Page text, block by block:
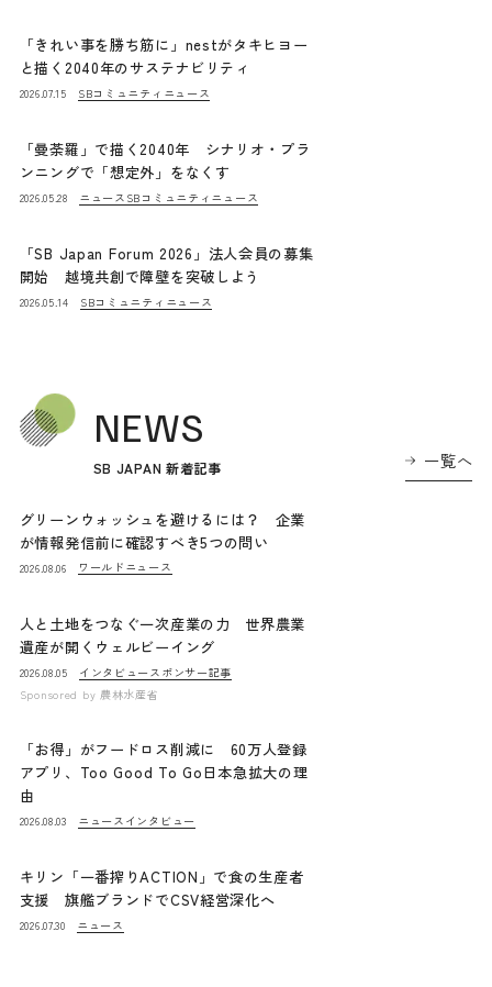
「きれい事を勝ち筋に」nestがタキヒヨー
と描く2040年のサステナビリティ
2026.07.15 SBコミュニティニュース
「曼荼羅」で描く2040年 シナリオ・プラ
ンニングで「想定外」をなくす
2026.05.28 ニュース SBコミュニティニュース
「SB Japan Forum 2026」法人会員の募集
開始 越境共創で障壁を突破しよう
2026.05.14 SBコミュニティニュース
NEWS
SB JAPAN 新着記事 一覧へ
グリーンウォッシュを避けるには？ 企業
が情報発信前に確認すべき5つの問い
2026.08.06 ワールドニュース
人と土地をつなぐ一次産業の力 世界農業
遺産が開くウェルビーイング
2026.08.05 インタビュー スポンサー記事
Sponsored by 農林水産省
「お得」がフードロス削減に 60万人登録
アプリ、Too Good To Go日本急拡大の理
由
2026.08.03 ニュース インタビュー
キリン「一番搾りACTION」で食の生産者
支援 旗艦ブランドでCSV経営深化へ
2026.07.30 ニュース